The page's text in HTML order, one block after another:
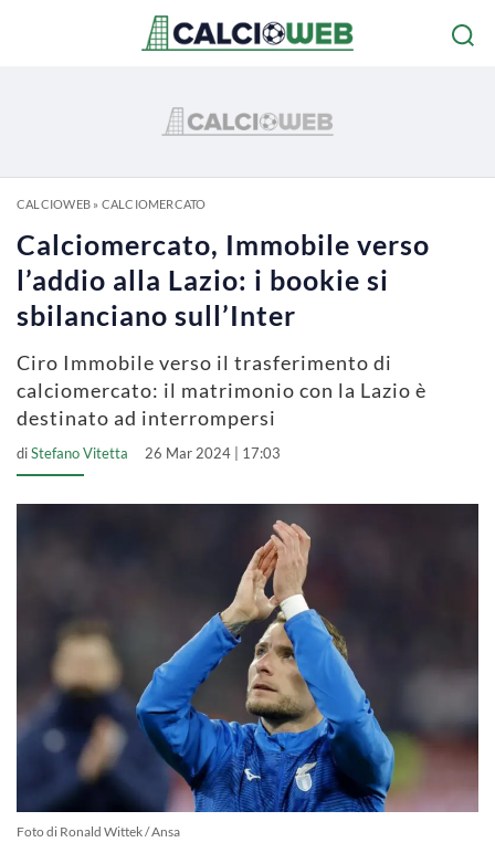
CALCIOWEB» CALCIOMERCATO
Calciomercato, Immobile verso
l’addio alla Lazio: i bookie si
sbilanciano sull’Inter
Ciro Immobile verso il trasferimento di
calciomercato: il matrimonio con la Lazio è
destinato ad interrompersi
diStefano Vitetta 26 Mar 2024 | 17:03
Foto di Ronald Wittek / Ansa